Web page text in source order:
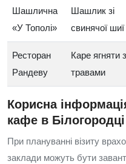
Шашлична
«У Тополі»
Шашлик зі
свинячої шиї
Ресторан
Рандеву
Каре ягняти з
травами
Корисна
кафе в Білогородці
При плануванні візиту
заклади можуть бути